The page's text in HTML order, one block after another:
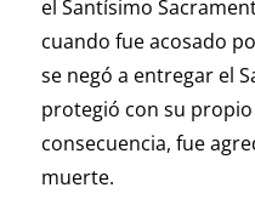
el Santísimo
cuando fue acosado
se negó a entregar el
protegió con su
consecuencia, fue
muerte.